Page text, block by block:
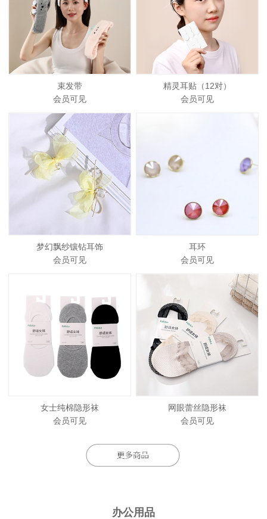
束发带
会员可见
精灵耳贴（12对）
会员可见
梦幻飘纱镶钻耳饰
会员可见
耳环
会员可见
女士纯棉隐形袜
会员可见
网眼蕾丝隐形袜
会员可见
办公用品